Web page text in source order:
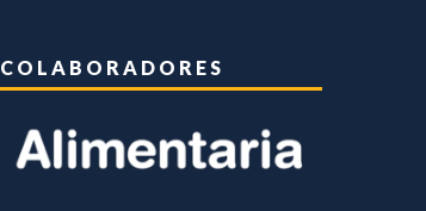
COLABORADORES